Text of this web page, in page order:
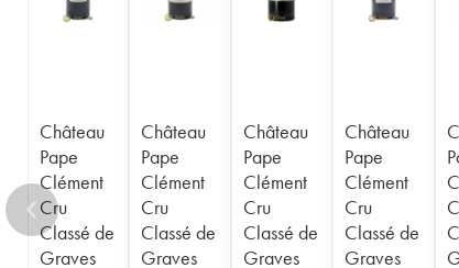
1929
1924 ----
Château
Pape
Clément
Cru
Classé de
Graves
Château
Pape
Clément
Cru
Classé de
Graves
Château
Pape
Clément
Cru
Classé de
Graves
Château
Pape
Clément
Cru
Classé de
Graves